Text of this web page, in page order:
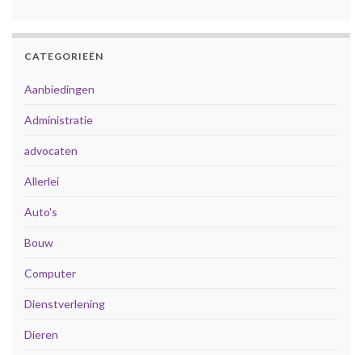
CATEGORIEËN
Aanbiedingen
Administratie
advocaten
Allerlei
Auto's
Bouw
Computer
Dienstverlening
Dieren